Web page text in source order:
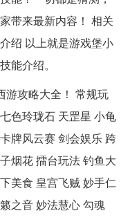
带来最新内容！ 相关
绍 以上就是游戏堡小
能介绍。
游攻略大全！ 常规玩
色玲珑石 天罡星 小龟
牌风云赛 剑会娱乐 跨
烟花 擂台玩法 钓鱼大
美食 皇宫飞贼 妙手仁
之音 妙法慧心 勾魂